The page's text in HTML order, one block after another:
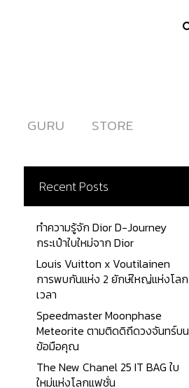
GURU
GURU STORE
STORE
Recent Posts
ทำความรู้จัก Dior D-Journey
กระเป๋าใบใหม่จาก Dior
Louis Vuitton x Voutilainen
การพบกันแห่ง 2 ยักษ์ใหญ่แห่งโลก
เวลา
Speedmaster Moonphase
Meteorite ตามติดดิถีดวงจันทร์บน
ข้อมือคุณ
The New Chanel 25 IT BAG ใบ
ใหม่แห่งโลกแฟชั่น